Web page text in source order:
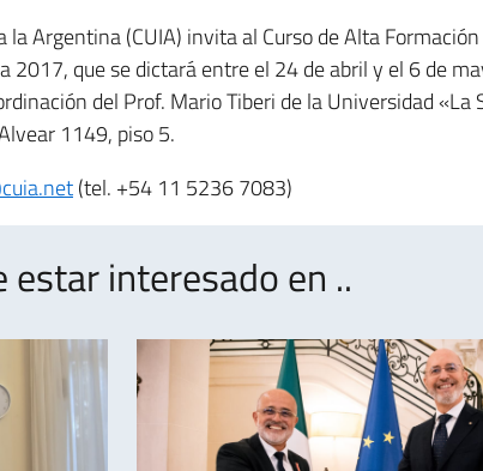
Argentina (CUIA) invita al Curso de Alta
2017, que se dictará entre el 24 de abril y el 6 de
del Prof. Mario Tiberi de la Universidad «La
1149, piso 5.
(tel. +54 11 5236 7083)
interesado en ..